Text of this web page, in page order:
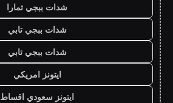
شدات ببجي تمارا
شدات ببجي تابي
شدات ببجي تابي
ايتونز امريكي
ايتونز سعودي اقساط